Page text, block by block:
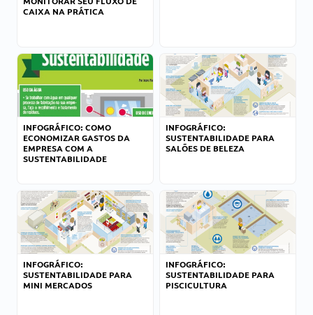
CAIXA NA PRÁTICA
INFOGRÁFICO: COMO
ECONOMIZAR GASTOS DA
EMPRESA COM A
SUSTENTABILIDADE
INFOGRÁFICO:
SUSTENTABILIDADE PARA
SALÕES DE BELEZA
INFOGRÁFICO:
SUSTENTABILIDADE PARA
MINI MERCADOS
INFOGRÁFICO:
SUSTENTABILIDADE PARA
PISCICULTURA